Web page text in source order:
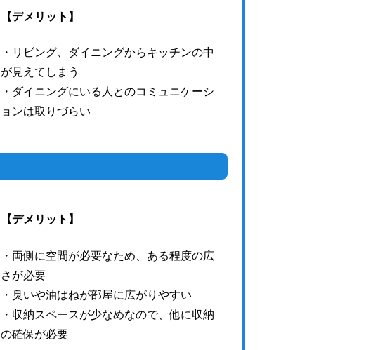
【デメリット】
・リビング、ダイニングからキッチンの中
が見えてしまう
・ダイニングにいる人とのコミュニケーシ
ョンは取りづらい
【デメリット】
・両側に空間が必要なため、ある程度の広
さが必要
・臭いや油はねが部屋に広がりやすい
・収納スペースが少なめなので、他に収納
の確保が必要